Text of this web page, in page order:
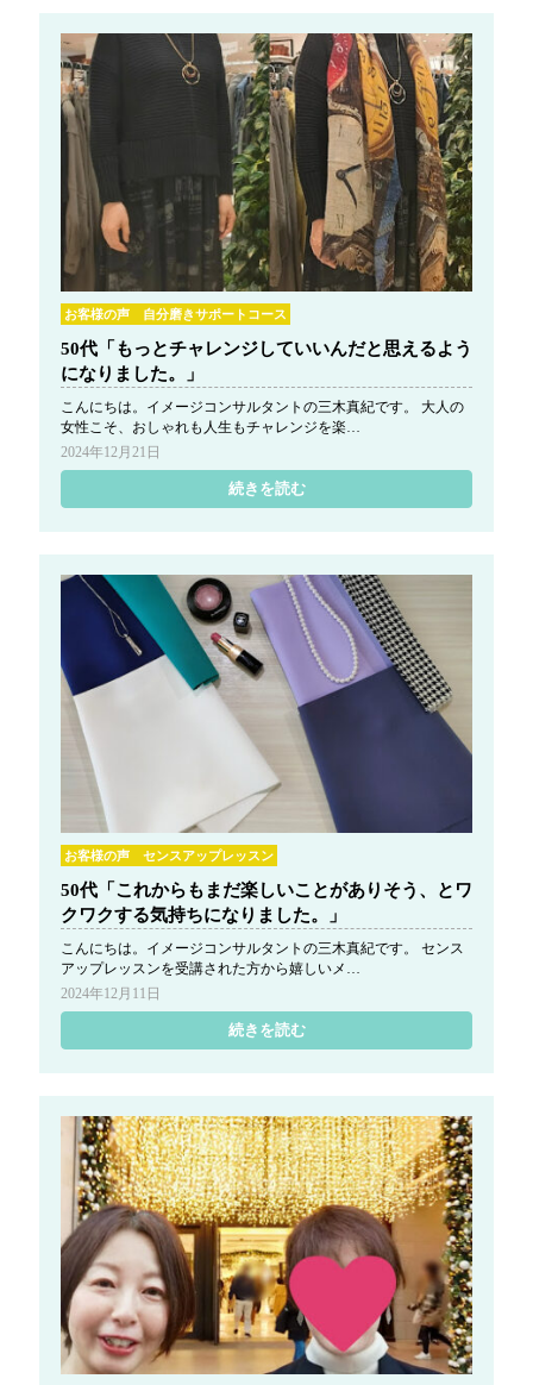
お客様の声 自分磨きサポートコース
50代「もっとチャレンジしていいんだと思えるよう
になりました。」
こんにちは。イメージコンサルタントの三木真紀です。 大人の
女性こそ、おしゃれも人生もチャレンジを楽…
2024年12月21日
続きを読む
お客様の声 センスアップレッスン
50代「これからもまだ楽しいことがありそう、とワ
クワクする気持ちになりました。」
こんにちは。イメージコンサルタントの三木真紀です。 センス
アップレッスンを受講された方から嬉しいメ…
2024年12月11日
続きを読む